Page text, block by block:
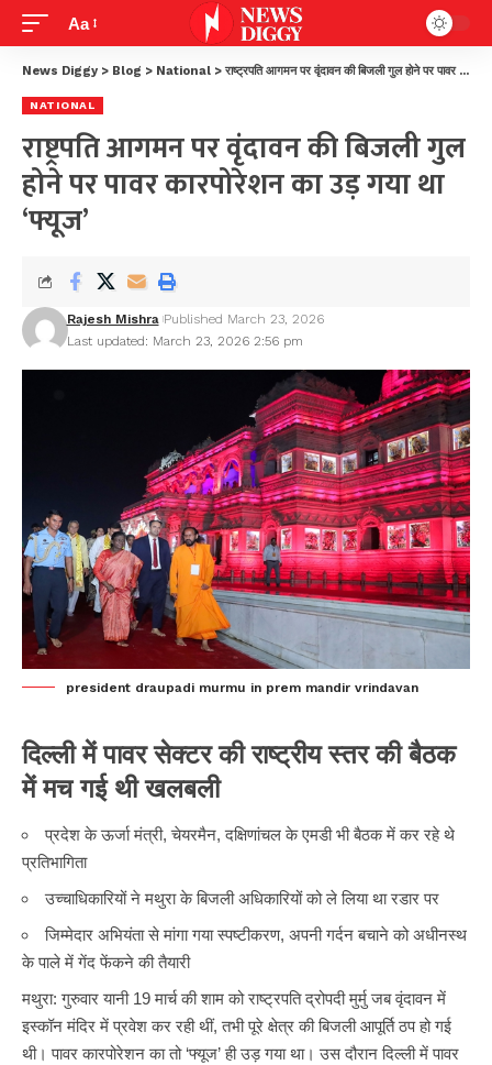
Aa
News Diggy > Blog > National > राष्ट्रपति आगमन पर वृंदावन की बिजली गुल होने पर पावर कारपोरेशन का उड़ गया था ‘फ्यूज’
NATIONAL
राष्ट्रपति आगमन पर वृंदावन की बिजली गुल
होने पर पावर कारपोरेशन का उड़ गया था
‘फ्यूज’
Last updated: March 23, 2026 2:56 pm
Rajesh Mishra Published March 23, 2026
president draupadi murmu in prem mandir vrindavan
दिल्ली में पावर सेक्टर की राष्ट्रीय स्तर की बैठक
में मच गई थी खलबली
प्रदेश के ऊर्जा मंत्री, चेयरमैन, दक्षिणांचल के एमडी भी बैठक में कर रहे थे
प्रतिभागिता
उच्चाधिकारियों ने मथुरा के बिजली अधिकारियों को ले लिया था रडार पर
जिम्मेदार अभियंता से मांगा गया स्पष्टीकरण, अपनी गर्दन बचाने को अधीनस्थ
के पाले में गेंद फेंकने की तैयारी
मथुरा: गुरुवार यानी 19 मार्च की शाम को राष्ट्रपति द्रोपदी मुर्मु जब वृंदावन में
इस्कॉन मंदिर में प्रवेश कर रही थीं, तभी पूरे क्षेत्र की बिजली आपूर्ति ठप हो गई
थी। पावर कारपोरेशन का तो ‘फ्यूज’ ही उड़ गया था। उस दौरान दिल्ली में पावर